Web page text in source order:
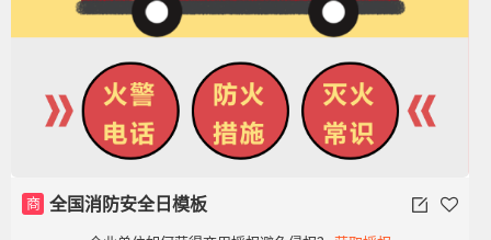
商 全国消防安全日模板